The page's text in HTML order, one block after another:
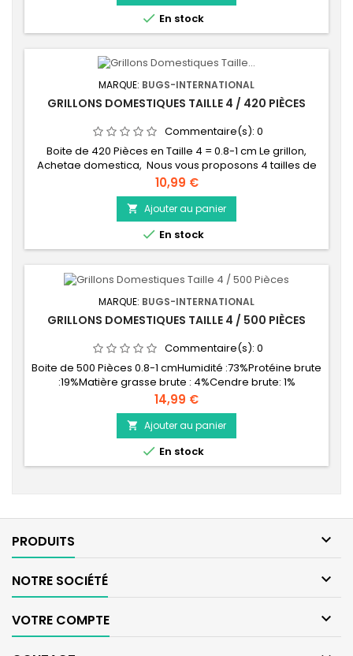
 En stock
MARQUE: BUGS-INTERNATIONAL
GRILLONS DOMESTIQUES TAILLE 4 / 420 PIÈCES
Commentaire(s): 0
Boite de 420 Pièces en Taille 4 = 0.8-1 cm Le grillon,
Achetae domestica, Nous vous proposons 4 tailles de
grillons, afin de bien respecter les proportions
insecte/animal. La taille correspond au nombre de
mues que le grillon a effectué depuis sa naissance : -
Taille 2 : environ 1-2 mm (2 mues) Mico - Taille 3 : environ
5-7 mm (3 mues) Petit - Taille 4...
Prix
10,99 €
 Ajouter au panier
 En stock
MARQUE: BUGS-INTERNATIONAL
GRILLONS DOMESTIQUES TAILLE 4 / 500 PIÈCES
Commentaire(s): 0
Boite de 500 Pièces 0.8-1 cmHumidité :73%Protéine brute
:19%Matière grasse brute : 4%Cendre brute: 1%
Prix
14,99 €
 Ajouter au panier
 En stock
PRODUITS 
NOTRE SOCIÉTÉ 
VOTRE COMPTE 